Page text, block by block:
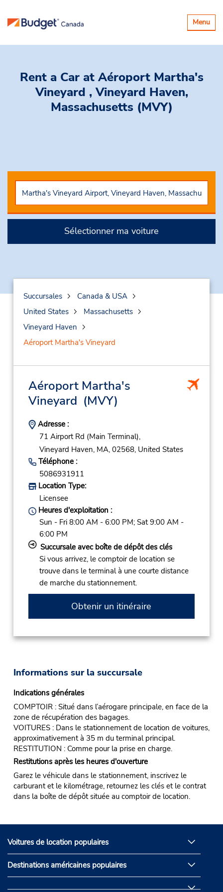
Basculer
la
Menu
Rent a Car at Aéroport Martha's
Vineyard , Vineyard Haven,
Massachusetts (MVY)
Sélectionner ma voiture
Succursales
Canada & USA
United States
Massachusetts
Vineyard Haven
Aéroport Martha's Vineyard
Aéroport Martha's
Vineyard (MVY)
Adresse :
71 Airport Rd (Main Terminal),
Vineyard Haven, MA, 02568, United States
Téléphone :
5086931911
Location Type:
Licensee
Heures d'exploitation :
Sun - Fri 8:00 AM - 6:00 PM; Sat 9:00 AM -
6:00 PM
Succursale avec boîte de dépôt des clés
Si vous arrivez, le comptoir de location se
trouve dans le terminal à une courte distance
de marche du stationnement.
Obtenir un itinéraire
Informations sur la succursale
Indications générales
COMPTOIR : Situé dans l’aérogare principale, en face de la
zone de récupération des bagages.
VOITURES : Dans le stationnement de location de voitures,
approximativement à 35 m du terminal principal.
RESTITUTION : Comme pour la prise en charge.
Restitutions après les heures d'ouverture
Garez le véhicule dans le stationnement, inscrivez le
carburant et le kilométrage, retournez les clés et le contrat
dans la boîte de dépôt située au comptoir de location.
Voitures de location populaires
Destinations américaines populaires